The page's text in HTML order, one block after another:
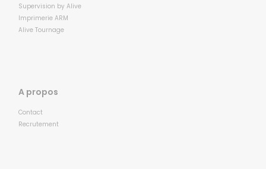
Supervision by Alive
Imprimerie ARM
Alive Tournage
A propos
Contact
Recrutement